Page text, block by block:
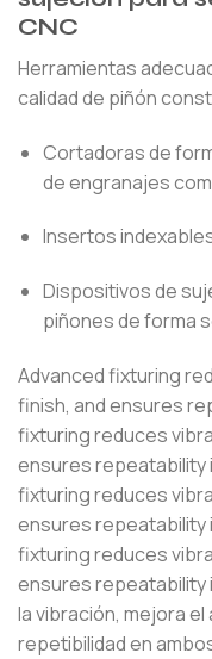
CNC
Herramientas
calidad de piñón
Cortadoras de
de engranajes
Insertos
Dispositivos de
piñones de forma
Advanced fixturing
finish, and ensures
fixturing reduces
ensures repeatability
fixturing reduces
ensures repeatability
fixturing reduces
ensures repeatability
la vibración, mejora
repetibilidad en